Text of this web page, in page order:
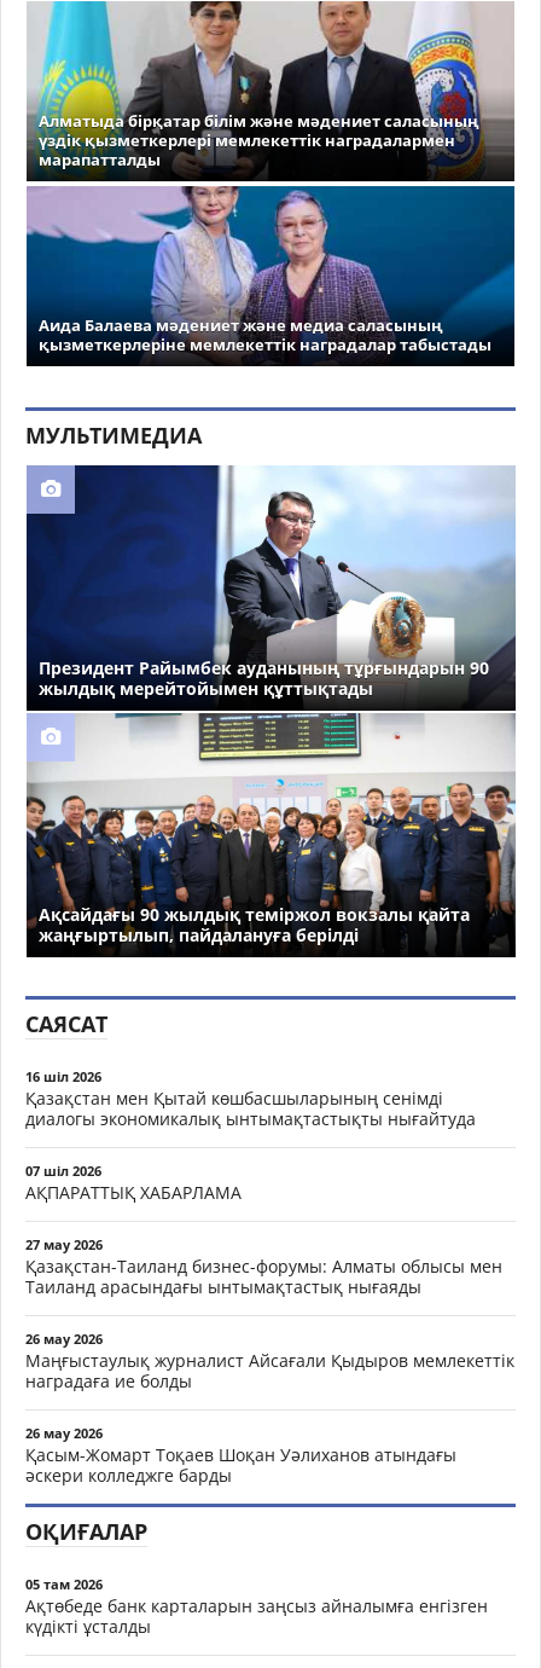
Алматыда бірқатар білім және мәдениет саласының
үздік қызметкерлері мемлекеттік наградалармен
марапатталды
Аида Балаева мәдениет және медиа саласының
қызметкерлеріне мемлекеттік наградалар табыстады
МУЛЬТИМЕДИА
Президент Райымбек ауданының тұрғындарын 90
жылдық мерейтойымен құттықтады
Ақсайдағы 90 жылдық теміржол вокзалы қайта
жаңғыртылып, пайдалануға берілді
САЯСАТ
16 шіл 2026
Қазақстан мен Қытай көшбасшыларының сенімді
диалогы экономикалық ынтымақтастықты нығайтуда
07 шіл 2026
АҚПАРАТТЫҚ ХАБАРЛАМА
27 мау 2026
Қазақстан-Таиланд бизнес-форумы: Алматы облысы мен
Таиланд арасындағы ынтымақтастық нығаяды
26 мау 2026
Маңғыстаулық журналист Айсағали Қыдыров мемлекеттік
наградаға ие болды
26 мау 2026
Қасым-Жомарт Тоқаев Шоқан Уәлиханов атындағы
әскери колледжге барды
ОҚИҒАЛАР
05 там 2026
Ақтөбеде банк карталарын заңсыз айналымға енгізген
күдікті ұсталды